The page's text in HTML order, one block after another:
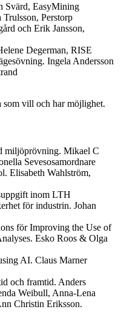
Svärd, EasyMining
Perstorp
och Erik Jansson,
Degerman, RISE
Ingela Andersson
vill och har möjlighet.
miljöprövning. Mikael C
Sevesosamordnare
Elisabeth Wahlström,
inom LTH
för industrin. Johan
för Improving the Use of
Esko Roos & Olga
AI. Claus Marner
och framtid. Anders
Weibull, Anna-Lena
Christin Eriksson.